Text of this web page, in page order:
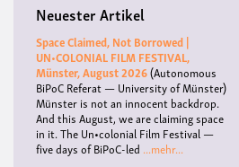
Demokratischen
Studierendenverband
Neuester Artikel
Space Claimed, Not Borrowed |
UN•COLONIAL FILM FESTIVAL,
Münster, August 2026(Autonomous
BiPoC Referat — University of Münster)
Münster is not an innocent backdrop.
And this August, we are claiming space
in it. The Un•colonial Film Festival —
five days of BiPoC-led ...mehr...